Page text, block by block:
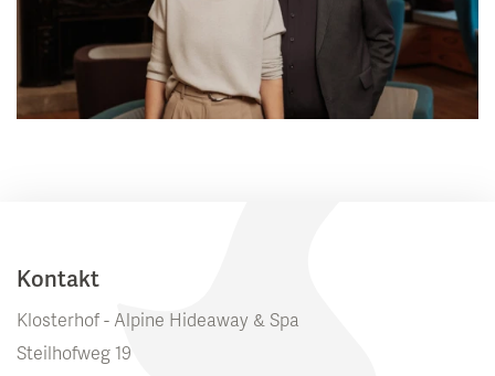
Kontakt
Klosterhof - Alpine Hideaway & Spa
Steilhofweg 19